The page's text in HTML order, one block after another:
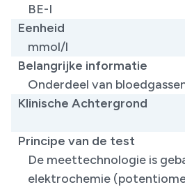
BE-I
Eenheid
mmol/l
Belangrijke informatie
Onderdeel van
Klinische Achtergrond
Principe van de test
De meettechnologie is
elektrochemie